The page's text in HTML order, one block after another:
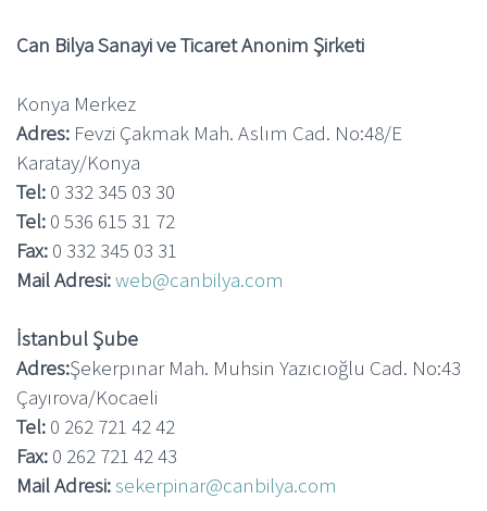
Can Bilya Sanayi ve Ticaret Anonim Şirketi
Konya Merkez
Adres: Fevzi Çakmak Mah. Aslım Cad. No:48/E
Karatay/Konya
Tel: 0 332 345 03 30
Tel: 0 536 615 31 72
Fax: 0 332 345 03 31
Mail Adresi:web@canbilya.com
İstanbul Şube
Adres:Şekerpınar Mah. Muhsin Yazıcıoğlu Cad. No:43
Çayırova/Kocaeli
Tel: 0 262 721 42 42
Fax: 0 262 721 42 43
Mail Adresi:sekerpinar@canbilya.com